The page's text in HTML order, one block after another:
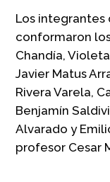
Los
conformaron
Chandía,
Javier Matus
Rivera Varela,
Benjamín
Alvarado y
profesor Cesar